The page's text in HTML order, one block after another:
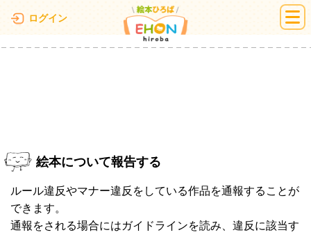
ログイン 絵本ひろば
絵本について報告する
ルール違反やマナー違反をしている作品を通報することが
できます。
通報をされる場合にはガイドラインを読み、違反に該当す